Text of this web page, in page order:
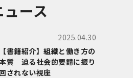
ース
2025.04.30
【書籍紹介】組織と働き方の
質 迫る社会的要請に振り
回されない視座